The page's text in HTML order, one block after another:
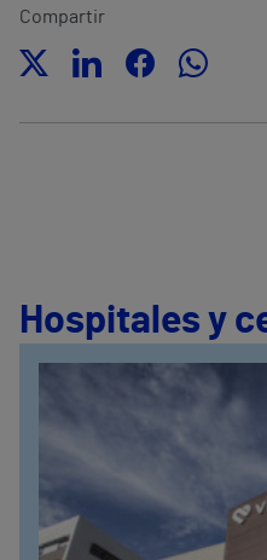
Compartir
Hospitales y